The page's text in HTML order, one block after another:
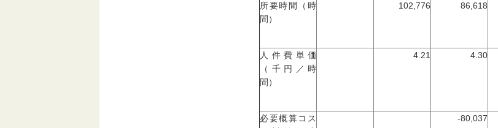
所要時間（時
間）
102,776 86,618
人件費単価
（千円／時
間）
4.21 4.30
必要概算コス
-80,037